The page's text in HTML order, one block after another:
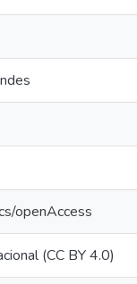
openAccess
(CC BY 4.0)